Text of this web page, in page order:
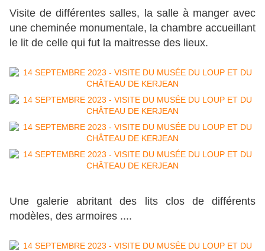
Visite de différentes salles, la salle à manger avec
une cheminée monumentale, la chambre accueillant
le lit de celle qui fut la maitresse des lieux.
Une galerie abritant des lits clos de différents
modèles, des armoires ....